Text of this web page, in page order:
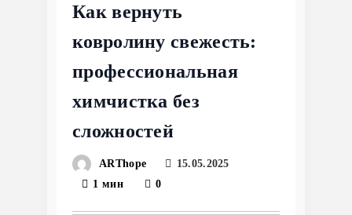
Как вернуть
ковролину свежесть:
профессиональная
химчистка без
сложностей
ARThope
15.05.2025
1 мин
0